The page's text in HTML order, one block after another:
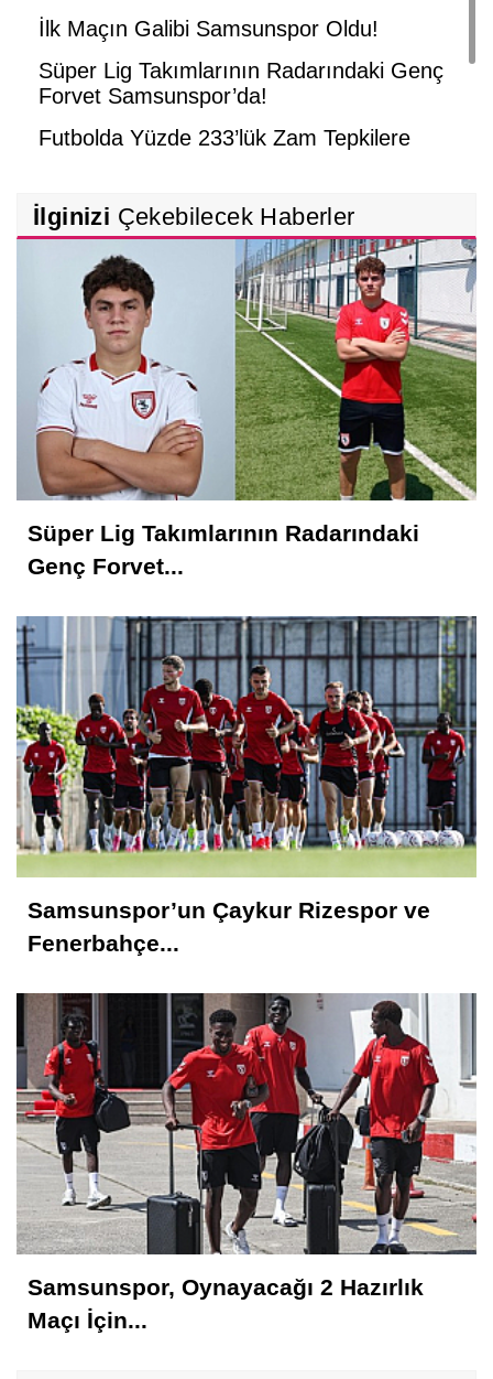
İlk Maçın Galibi Samsunspor Oldu!
Süper Lig Takımlarının Radarındaki Genç
Forvet Samsunspor’da!
Futbolda Yüzde 233’lük Zam Tepkilere
Celladına Âşık Olan Amatörler!
İlginizi Çekebilecek Haberler
Süper Lig Takımlarının Radarındaki
Genç Forvet...
Samsunspor’un Çaykur Rizespor ve
Fenerbahçe...
Samsunspor, Oynayacağı 2 Hazırlık
Maçı İçin...